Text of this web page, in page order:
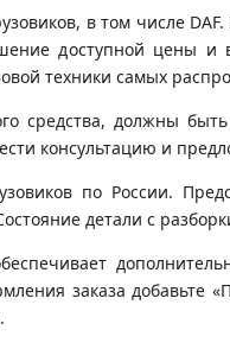
в том числе
доступной цены
техники самых
средства, должны
консультацию и
по России.
детали с
заказа